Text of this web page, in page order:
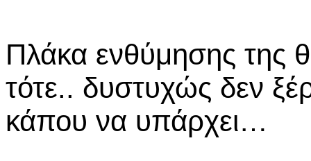
Πλάκα ενθύμησης της
τότε.. δυστυχώς δεν
κάπου να υπάρχει…